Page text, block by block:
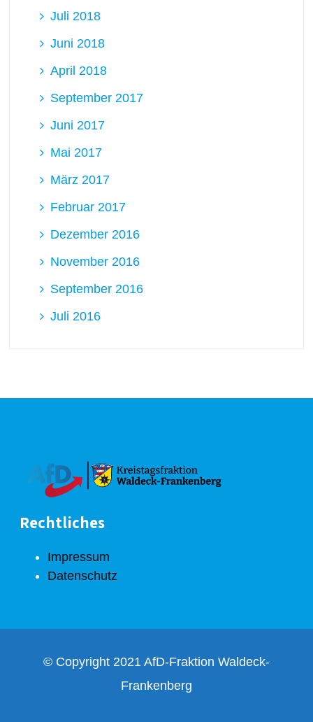
Juli 2018
Juni 2018
April 2018
September 2017
Juni 2017
Mai 2017
März 2017
Februar 2017
Dezember 2016
November 2016
September 2016
Juli 2016
Rechtliches
Impressum
Datenschutz
© Copyright 2021 AfD-Fraktion Waldeck-
Frankenberg